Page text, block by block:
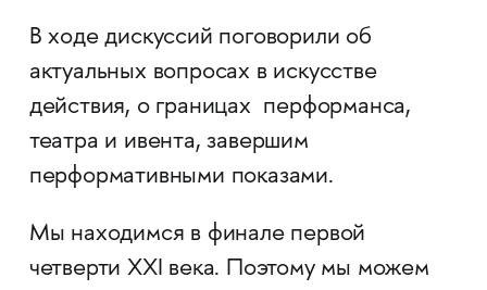
В ходе дискуссий поговорили об
актуальных вопросах в искусстве
действия, о границах перформанса,
театра и ивента, завершим
перформативными показами.
Мы находимся в финале первой
четверти ХХI века. Поэтому мы можем